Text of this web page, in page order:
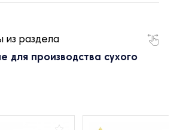
из раздела
для производства сухого